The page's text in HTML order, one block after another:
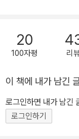
20
100자평 리
이 책에 내가 남긴
로그인하면 내가 남긴
로그인하기